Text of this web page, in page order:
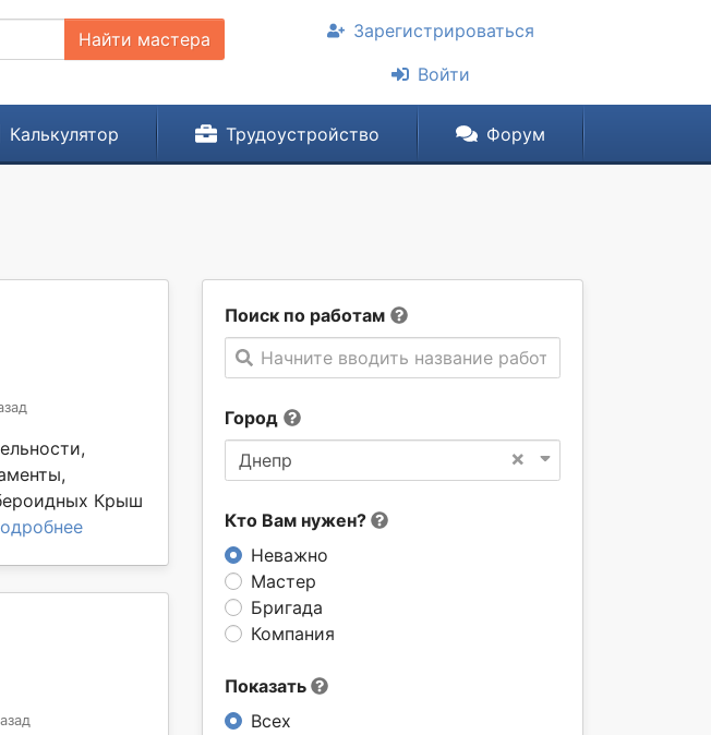
Найти мастера
Зарегистрироваться
Войти
Калькулятор Трудоустройство Форум
Поиск по работам
Начните вводить название работы
Город
×
Днепр
Кто Вам нужен?
Неважно
Мастер
Бригада
Компания
Показать
Всех
Крыш